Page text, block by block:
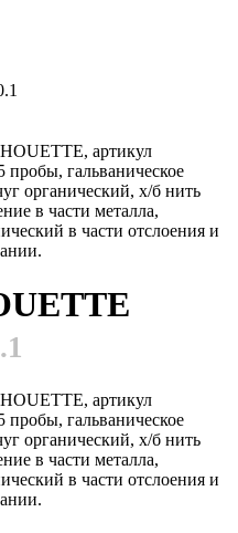
артикул
пробы, гальваническое
органический, х/б нить
в части металла,
в части отслоения и
артикул
пробы, гальваническое
органический, х/б нить
в части металла,
в части отслоения и